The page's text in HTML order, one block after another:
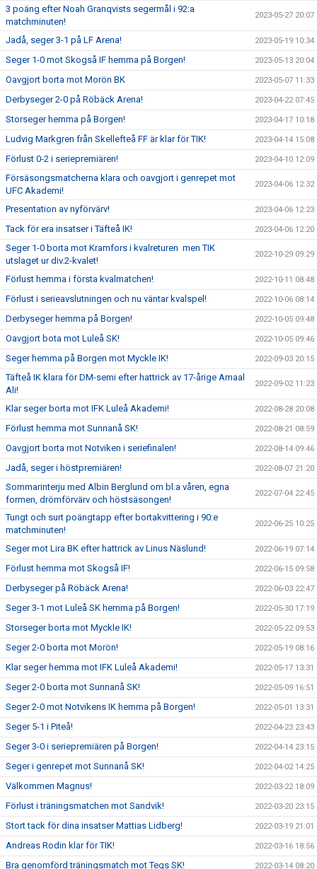
3 poäng efter Noah Granqvists segermål i 92:a
matchminuten!
2023-05-27 20:07
Jadå, seger 3-1 på LF Arena! 2023-05-19 10:34
Seger 1-0 mot Skogså IF hemma på Borgen! 2023-05-13 20:04
Oavgjort borta mot Morön BK 2023-05-07 11:33
Derbyseger 2-0 på Röbäck Arena! 2023-04-22 07:45
Storseger hemma på Borgen! 2023-04-17 10:18
Ludvig Markgren från Skellefteå FF är klar för TIK! 2023-04-14 15:08
Förlust 0-2 i seriepremiären! 2023-04-10 12:09
Försäsongsmatcherna klara och oavgjort i genrepet mot
UFC Akademi!
2023-04-06 12:32
Presentation av nyförvärv! 2023-04-06 12:23
Tack för era insatser i Täfteå IK! 2023-04-06 12:20
Seger 1-0 borta mot Kramfors i kvalreturen men TIK
utslaget ur div.2-kvalet!
2022-10-29 09:29
Förlust hemma i första kvalmatchen! 2022-10-11 08:48
Förlust i serieavslutningen och nu väntar kvalspel! 2022-10-06 08:14
Derbyseger hemma på Borgen! 2022-10-05 09:48
Oavgjort bota mot Luleå SK! 2022-10-05 09:46
Seger hemma på Borgen mot Myckle IK! 2022-09-03 20:15
Täfteå IK klara för DM-semi efter hattrick av 17-årige Amaal
Ali!
2022-09-02 11:23
Klar seger borta mot IFK Luleå Akademi! 2022-08-28 20:08
Förlust hemma mot Sunnanå SK! 2022-08-21 08:59
Oavgjort borta mot Notviken i seriefinalen! 2022-08-14 09:46
Jadå, seger i höstpremiären! 2022-08-07 21:20
Sommarinterju med Albin Berglund om bl.a våren, egna
formen, drömförvärv och höstsäsongen!
2022-07-04 22:45
Tungt och surt poängtapp efter bortakvittering i 90:e
matchminuten!
2022-06-25 10:25
Seger mot Lira BK efter hattrick av Linus Näslund! 2022-06-19 07:14
Förlust hemma mot Skogså IF! 2022-06-15 09:58
Derbyseger på Röbäck Arena! 2022-06-03 22:47
Seger 3-1 mot Luleå SK hemma på Borgen! 2022-05-30 17:19
Storseger borta mot Myckle IK! 2022-05-22 09:53
Seger 2-0 borta mot Morön! 2022-05-19 08:16
Klar seger hemma mot IFK Luleå Akademi! 2022-05-17 13:31
Seger 2-0 borta mot Sunnanå SK! 2022-05-09 16:51
Seger 2-0 mot Notvikens IK hemma på Borgen! 2022-05-01 13:31
Seger 5-1 i Piteå! 2022-04-23 23:43
Seger 3-0 i seriepremiären på Borgen! 2022-04-14 23:15
Seger i genrepet mot Sunnanå SK! 2022-04-02 14:25
Välkommen Magnus! 2022-03-22 18:09
Förlust i träningsmatchen mot Sandvik! 2022-03-20 23:15
Stort tack för dina insatser Mattias Lidberg! 2022-03-19 21:01
Andreas Rodin klar för TIK! 2022-03-16 18:56
Bra genomförd träningsmatch mot Tegs SK! 2022-03-14 08:20